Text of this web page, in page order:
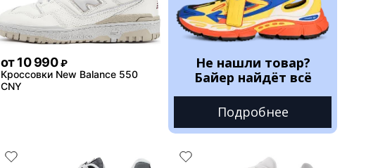
от10 990 ₽
Кроссовки New Balance 550
CNY
Не нашли товар?
Байер найдёт всё
Подробнее